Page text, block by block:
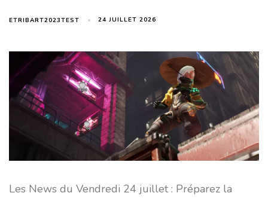
ETRIBART2023TEST 24 JUILLET 2026
Les News du Vendredi 24 juillet : Préparez la